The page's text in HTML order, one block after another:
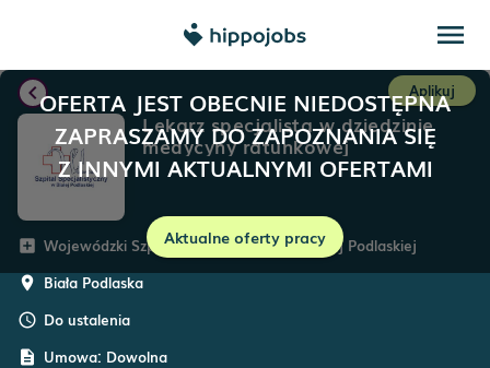
menu
OFERTA JEST OBECNIE NIEDOSTĘPNA
ZAPRASZAMY DO ZAPOZNANIA SIĘ
Z INNYMI AKTUALNYMI OFERTAMI
Aktualne oferty pracy
chevron_left Aplikuj
Lekarz specjalista w dziedzinie
medycyny ratunkowej
add_box Wojewódzki Szpital Specjalistyczny w Białej Podlaskiej
room Biała Podlaska
schedule Do ustalenia
description Umowa: Dowolna